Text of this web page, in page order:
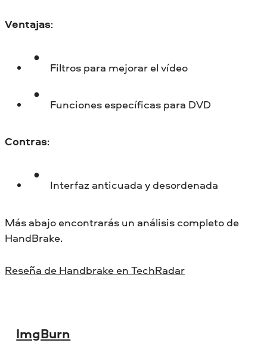
Ventajas:
Filtros para mejorar el vídeo
Funciones específicas para DVD
Contras:
Interfaz anticuada y desordenada
Más abajo encontrarás un análisis completo de
HandBrake.
Reseña de Handbrake en TechRadar
ImgBurn